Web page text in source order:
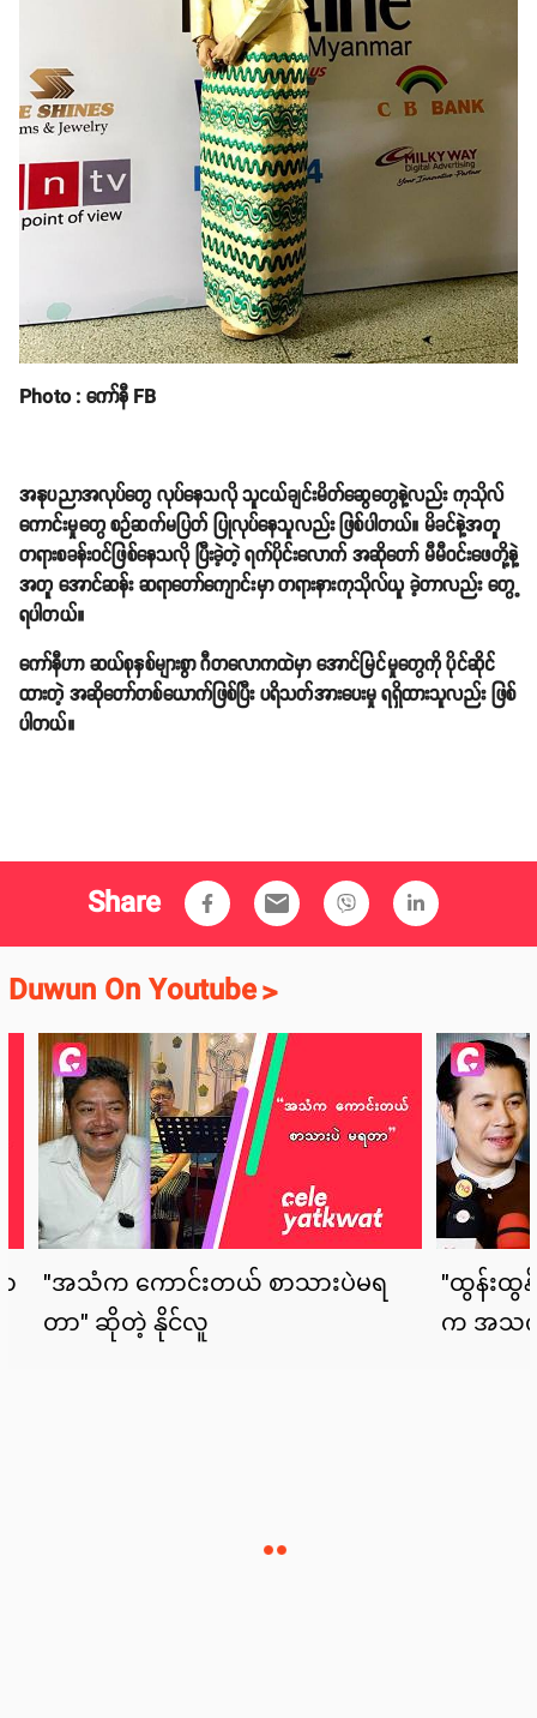
Photo : ကော်နီ FB
အနုပညာအလုပ်တွေ လုပ်နေသလို သူငယ်ချင်းမိတ်ဆွေတွေနဲ့လည်း ကုသိုလ်
ကောင်းမှုတွေ စဉ်ဆက်မပြတ် ပြုလုပ်နေသူလည်း ဖြစ်ပါတယ်။ မိခင်နဲ့အတူ
တရားစခန်းဝင်ဖြစ်နေသလို ပြီးခဲ့တဲ့ ရက်ပိုင်းလောက် အဆိုတော် မီမီဝင်းဖေတို့နဲ့
အတူ အောင်ဆန်း ဆရာတော်ကျောင်းမှာ တရားနားကုသိုလ်ယူ ခဲ့တာလည်း တွေ့
ရပါတယ်။
ကော်နီဟာ ဆယ်စုနှစ်များစွာ ဂီတလောကထဲမှာ အောင်မြင်မှုတွေကို ပိုင်ဆိုင်
ထားတဲ့ အဆိုတော်တစ်ယောက်ဖြစ်ပြီး ပရိသတ်အားပေးမှု ရရှိထားသူလည်း ဖြစ်
ပါတယ်။
Share email
Duwun On Youtube>